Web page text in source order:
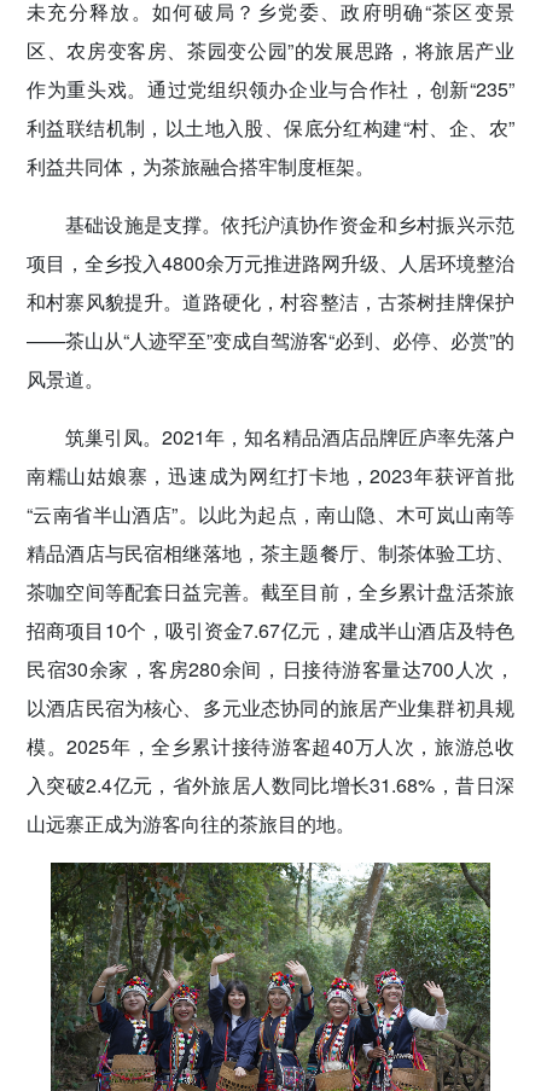
未充分释放。如何破局？乡党委、政府明确“茶区变景
区、农房变客房、茶园变公园”的发展思路，将旅居产业
作为重头戏。通过党组织领办企业与合作社，创新“235”
利益联结机制，以土地入股、保底分红构建“村、企、农”
利益共同体，为茶旅融合搭牢制度框架。
基础设施是支撑。依托沪滇协作资金和乡村振兴示范
项目，全乡投入4800余万元推进路网升级、人居环境整治
和村寨风貌提升。道路硬化，村容整洁，古茶树挂牌保护
——茶山从“人迹罕至”变成自驾游客“必到、必停、必赏”的
风景道。
筑巢引凤。2021年，知名精品酒店品牌匠庐率先落户
南糯山姑娘寨，迅速成为网红打卡地，2023年获评首批
“云南省半山酒店”。以此为起点，南山隐、木可岚山南等
精品酒店与民宿相继落地，茶主题餐厅、制茶体验工坊、
茶咖空间等配套日益完善。截至目前，全乡累计盘活茶旅
招商项目10个，吸引资金7.67亿元，建成半山酒店及特色
民宿30余家，客房280余间，日接待游客量达700人次，
以酒店民宿为核心、多元业态协同的旅居产业集群初具规
模。2025年，全乡累计接待游客超40万人次，旅游总收
入突破2.4亿元，省外旅居人数同比增长31.68%，昔日深
山远寨正成为游客向往的茶旅目的地。